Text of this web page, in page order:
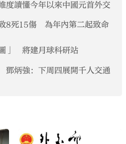
度讀懂今年以來中國元首外交
8死15傷 為年內第二起致命
」 將建月球科研站
炳強：下周四展開千人交通